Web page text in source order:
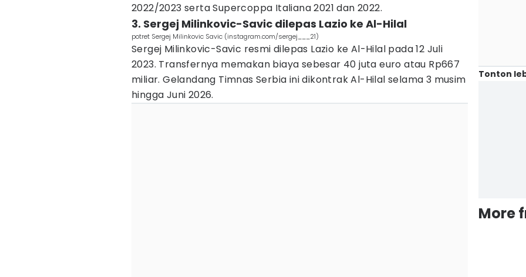
2022/2023 serta Supercoppa Italiana 2021 dan 2022.
3. Sergej Milinkovic-Savic dilepas Lazio ke Al-Hilal
potret Sergej Milinkovic Savic (instagram.com/sergej___21)
Sergej Milinkovic-Savic resmi dilepas Lazio ke Al-Hilal pada 12 Juli
2023. Transfernya memakan biaya sebesar 40 juta euro atau Rp667
miliar. Gelandang Timnas Serbia ini dikontrak Al-Hilal selama 3 musim
hingga Juni 2026.
Tonton
More